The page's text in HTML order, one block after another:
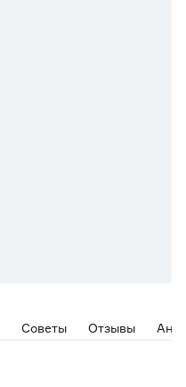
Советы Отзывы